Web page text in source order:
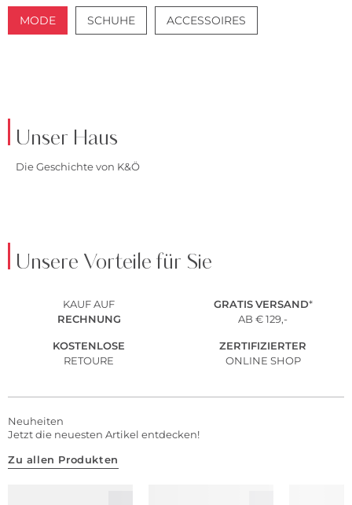
MODE SCHUHE ACCESSOIRES
Unser Haus
Die Geschichte von K&Ö
Unsere Vorteile für Sie
KAUF AUF
RECHNUNG
GRATIS VERSAND*
AB € 129,-
KOSTENLOSE
RETOURE
ZERTIFIZIERTER
ONLINE SHOP
Neuheiten
Jetzt die neuesten Artikel entdecken!
Zu allen Produkten